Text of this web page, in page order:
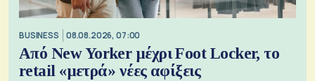
BUSINESS 08.08.2026, 07:00
Από New Yorker μέχρι Foot Locker, το
retail «μετρά» νέες αφίξεις